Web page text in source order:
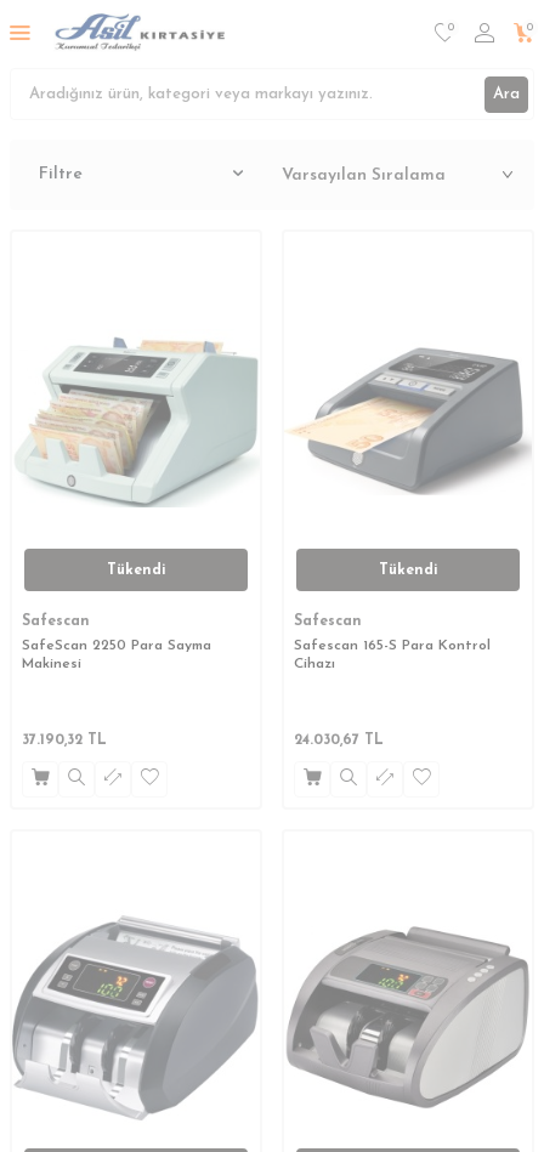
Ara
0 0
Filtre
Tükendi
Safescan
SafeScan 2250 Para Sayma
Makinesi
37.190,32 TL
Tükendi
Safescan
Safescan 165-S Para Kontrol
Cihazı
24.030,67 TL